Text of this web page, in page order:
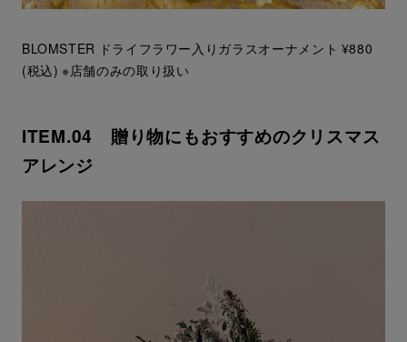
BLOMSTER ドライフラワー入りガラスオーナメント ¥880
(税込) ※店舗のみの取り扱い
ITEM.04 贈り物にもおすすめのクリスマス
アレンジ